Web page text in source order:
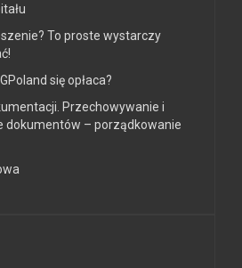
To proste wystarczy
się opłaca?
Przechowywanie i
dokumentów – porządkowanie